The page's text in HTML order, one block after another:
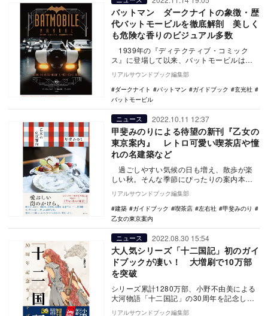
バットマン ダークナイトの象徴・歴
代バットモービルを徹底解剖 美しく
も危険な香りのビジュアル多数
1939年の『ディテクティブ・コミック
ス』に登場して以来、バットモービルは世
界中のバットマンファンの想像力をかき立
て続け、…
リアルサウンドブック編集部
ダークナイト
バットマン ガイドブック
玄光社
バットモービル
ニュース 2022.10.11 12:37
甲斐みのりによる待望の新刊『乙女の
東京案内』 レトロ可愛い喫茶店や憧
れの名建築など
過ごしやすい気候の日も増え、散歩が楽
しい秋。そんな季節にぴったりの案内本
が、11月11日（金）に刊行決定。独自の視
点で旅や…
リアルサウンドブック編集部
建築
ガイドブック 喫茶店 左右社
甲斐みのり
乙女の東京案内
ニュース 2022.08.30 15:54
大人気シリーズ「十二国記」初のガイ
ドブックが凄い！ 大増刷で10万部
を突破
シリーズ累計1280万部、小野不由美による
大河物語「十二国記」の30周年を記念し
て、8月25日に『「十二国記」30周年記念
リアルサウンドブック編集部